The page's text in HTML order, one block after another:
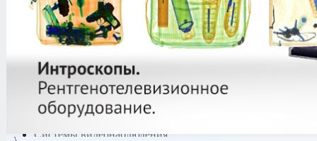
Поисково-досмотровое
оборудование
Средства
документирования и
Металлодетекторы
Полиграфы
Противокражные системы
Рации и Аксессуары
Переговорные устройства
Системы видеонаблюдения